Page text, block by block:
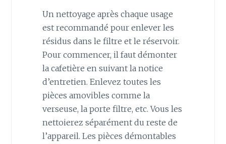
Un nettoyage après chaque usage
est recommandé pour enlever les
résidus dans le filtre et le réservoir.
Pour commencer, il faut démonter
la cafetière en suivant la notice
d’entretien. Enlevez toutes les
pièces amovibles comme la
verseuse, la porte filtre, etc. Vous les
nettoierez séparément du reste de
l’appareil. Les pièces démontables